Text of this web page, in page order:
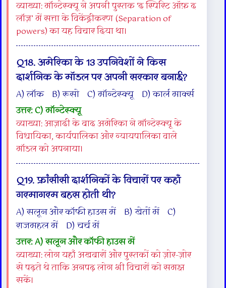
व्याख्या: मॉन्टेस्क्यू ने अपनी पुस्तक ‘द स्पिरिट ऑफ़ द
लॉज़’ में सत्ता के विकेंद्रीकरण (Separation of
powers) का यह विचार दिया था।
Q18. अमेरिका के 13 उपनिवेशों ने किस
दार्शनिक के मॉडल पर अपनी सरकार बनाई?
A) लॉक B) रूसो C) मॉन्टेस्क्यू D) कार्ल मार्क्स
उत्तर: C) मॉन्टेस्क्यू
व्याख्या: आज़ादी के बाद अमेरिका ने मॉन्टेस्क्यू के
विधायिका, कार्यपालिका और न्यायपालिका वाले
मॉडल को अपनाया।
Q19. फ्रांसीसी दार्शनिकों के विचारों पर कहाँ
गरमागरम बहस होती थी?
A) सलून और कॉफी हाउस में B) खेतों में C)
राजमहल में D) चर्च में
उत्तर: A) सलून और कॉफी हाउस में
व्याख्या: लोग यहाँ अखबारों और पुस्तकों को ज़ोर-ज़ोर
से पढ़ते थे ताकि अनपढ़ लोग भी विचारों को समझ
सकें।